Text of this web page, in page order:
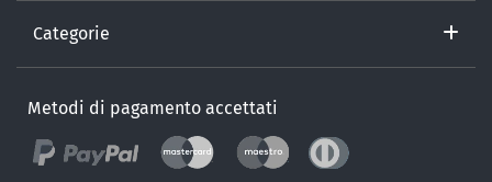
Categorie
Metodi di pagamento accettati